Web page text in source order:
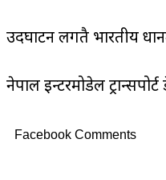
उदघाटन लगतै भारतीय
नेपाल इन्टरमोडेल
Facebook Comments